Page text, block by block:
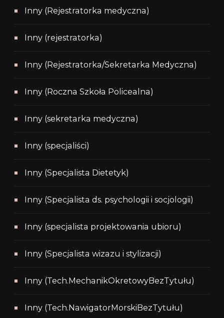
Inny (Rejestratorka medyczna)
Inny (rejestratorka)
Inny (Rejestratorka/Sekretarka Medyczna)
Inny (Roczna Szkoła Policealna)
Inny (sekretarka medyczna)
Inny (specjaliści)
Inny (Specjalista Dietetyk)
Inny (Specjalista ds. psychologii i socjologii)
Inny (specjalista projektowania ubioru)
Inny (Specjalista wizazu i stylizacji)
Inny (Tech.MechanikOkretowyBezTytułu)
Inny (Tech.NawigatorMorskiBezTytułu)